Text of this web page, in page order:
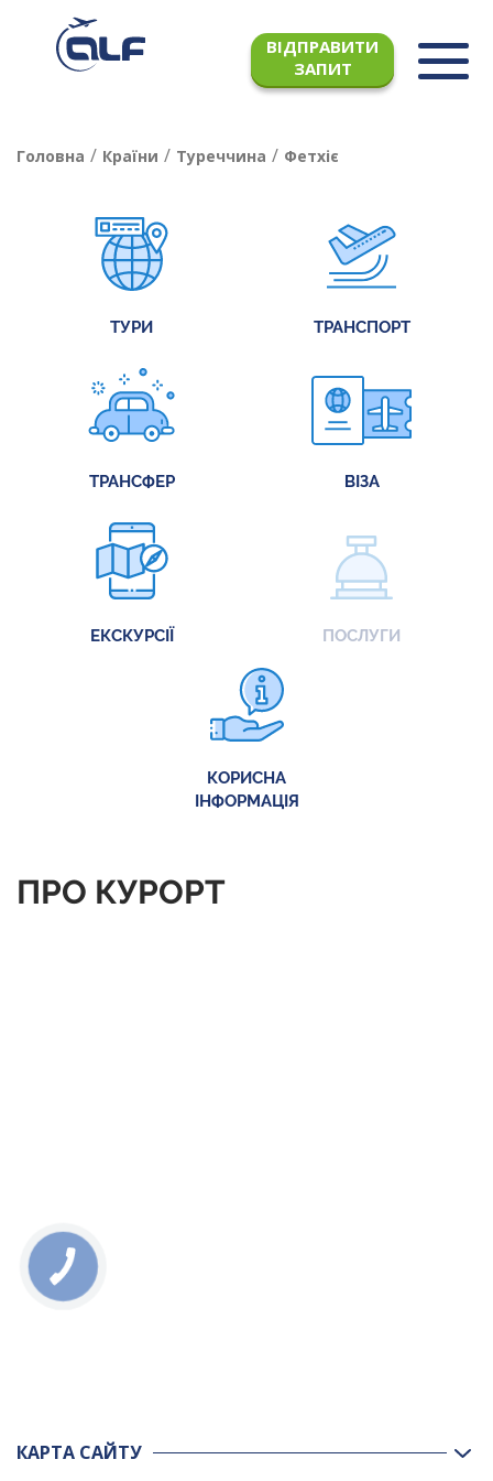
ВІДПРАВИТИ
ЗАПИТ
Головна / Країни / Туреччина / Фетхіє
ТУРИ ТРАНСПОРТ
ТРАНСФЕР ВІЗА
ЕКСКУРСІЇ ПОСЛУГИ
КОРИСНА
ІНФОРМАЦІЯ
ПРО КУРОРТ
КАРТА САЙТУ